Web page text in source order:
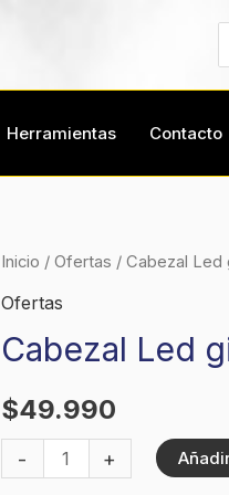
Herramientas Contacto
Inicio / Ofertas / Cabezal Led
Ofertas
Cabezal Led
$49.990
-
Cabezal
Led
RGBW
cantidad
+